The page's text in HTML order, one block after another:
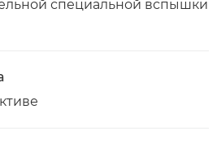
специальной вспышки